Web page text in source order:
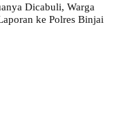
Dicabuli, Warga
ke Polres Binjai